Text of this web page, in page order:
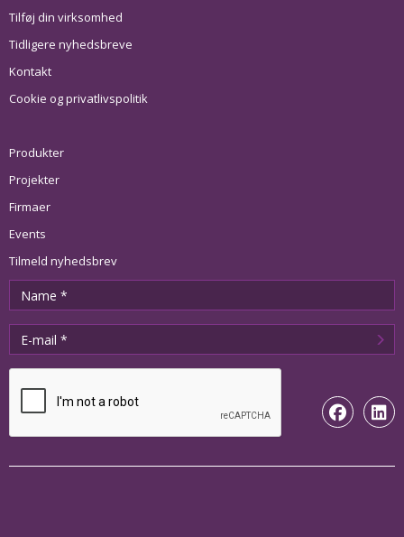
Tilføj din virksomhed
Tidligere nyhedsbreve
Kontakt
Cookie og privatlivspolitik
Produkter
Projekter
Firmaer
Events
Tilmeld nyhedsbrev